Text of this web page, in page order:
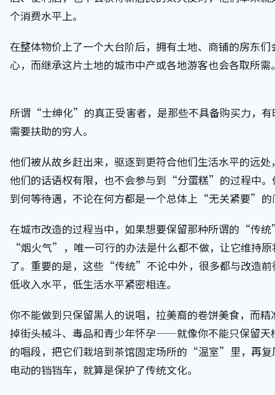
个消费水平上。
在整体物价上了一个大台阶后，拥有土地、商铺的房东们
心，而继承这片土地的城市中产或各地游客也会各取所需
所谓“士绅化”的真正受害者，是那些不具备购买力，有
需要扶助的穷人。
他们被从故乡赶出来，驱逐到更符合他们生活水平的远处
他们的话语权有限，也不会参与到“分蛋糕”的过程中。
到何等待遇，不论在何方都是一个总体上“无关紧要”的
在城市改造的过程当中，如果想要保留那种所谓的“传
“烟火气”，唯一可行的办法是什么都不做，让它维持原
了。重要的是，这些“传统”不论中外，很多都与改造前
低收入水平，低生活水平紧密相连。
你不能做到只保留黑人的说唱，拉美裔的卷饼美食，而精
掉街头械斗、毒品和青少年怀孕——就像你不能只保留天
的唱段，把它们栽培到茶馆固定场所的“温室”里，再复
电动的铛铛车，就算是保护了传统文化。